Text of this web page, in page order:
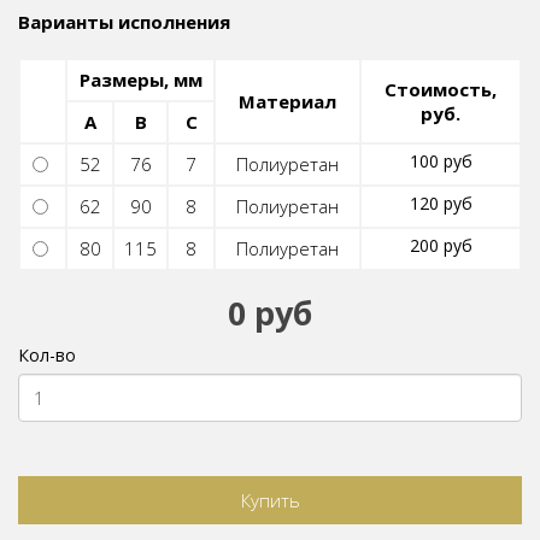
Варианты исполнения
Размеры, мм
Материал
Стоимость,
руб.
A B
C
52
76 7 Полиуретан 100 руб
62 90 8 Полиуретан 120 руб
80 115 8 Полиуретан 200 руб
0 руб
Кол-во
Купить